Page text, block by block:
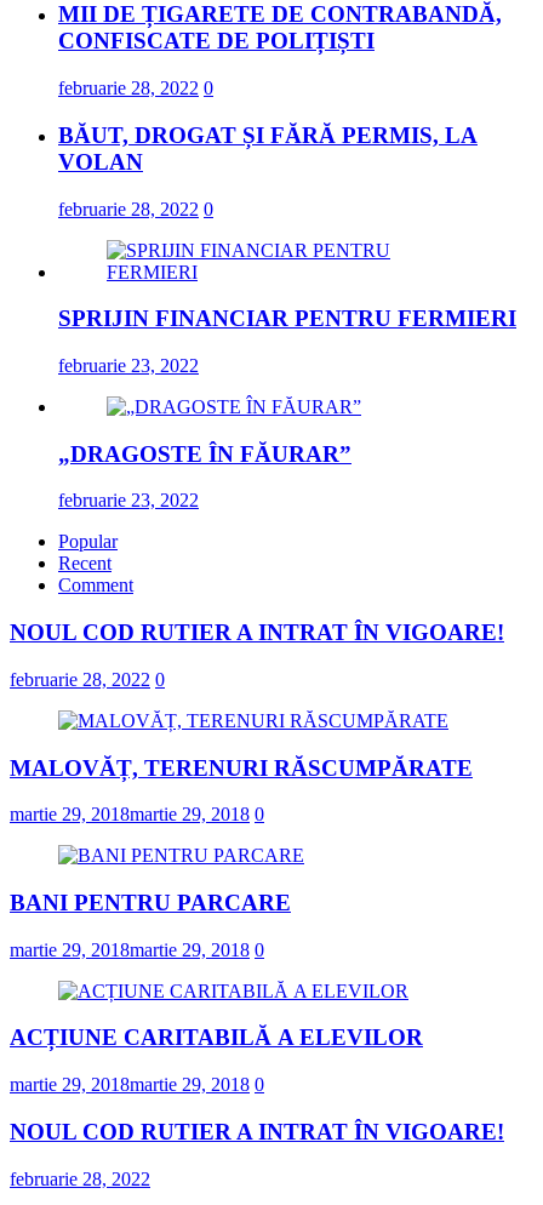
MII DE ȚIGARETE DE CONTRABANDĂ,
CONFISCATE DE POLIȚIȘTI
februarie 28, 2022 0
BĂUT, DROGAT ȘI FĂRĂ PERMIS, LA
VOLAN
februarie 28, 2022 0
SPRIJIN FINANCIAR PENTRU FERMIERI
februarie 23, 2022
„DRAGOSTE ÎN FĂURAR”
februarie 23, 2022
Popular
Recent
Comment
NOUL COD RUTIER A INTRAT ÎN VIGOARE!
februarie 28, 2022 0
MALOVĂȚ, TERENURI RĂSCUMPĂRATE
martie 29, 2018martie 29, 2018 0
BANI PENTRU PARCARE
martie 29, 2018martie 29, 2018 0
ACȚIUNE CARITABILĂ A ELEVILOR
martie 29, 2018martie 29, 2018 0
NOUL COD RUTIER A INTRAT ÎN VIGOARE!
februarie 28, 2022